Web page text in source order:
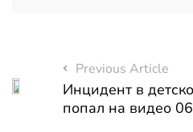
Previous Article
Инцидент в
попал на видео